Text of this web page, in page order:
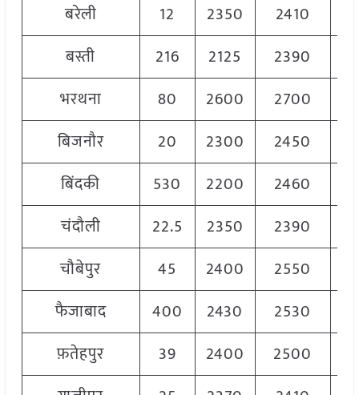
बरेली
12 2350 2410
बस्ती
216 2125 2390
भरथना
80 2600 2700
बिजनौर
20 2300 2450
बिंदकी
530 2200 2460
चंदौली
22.5 2350 2390
चौबेपुर
45 2400 2550
फैजाबाद
400 2430 2530
फ़तेहपुर
39 2400 2500